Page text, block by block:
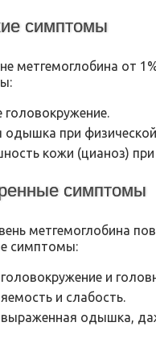
симптомы
метгемоглобина от
головокружение.
одышка при
кожи (цианоз) при
симптомы
метгемоглобина
симптомы:
и
и слабость.
одышка,